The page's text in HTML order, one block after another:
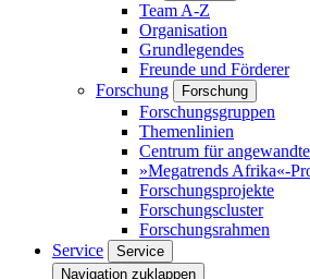
Team A-Z
Organisation
Grundlegendes
Freunde und Förderer
Forschung
Forschung
Forschungsgruppen
Themenlinien
Centrum für
»Megatrends Afrika«-
Forschungsprojekte
Forschungscluster
Forschungsrahmen
Service
Service
Navigation zuklappen